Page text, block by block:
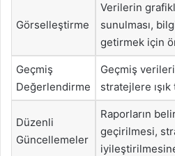
Görselleştirme
Verilerin
sunulması,
getirmek için
Geçmiş
Değerlendirme
Geçmiş
stratejlere ışık
Düzenli
Güncellemeler
Raporların
geçirilmesi,